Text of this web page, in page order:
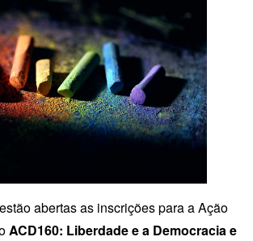
abertas as inscrições para a Ação
ACD160: Liberdade e a Democracia e